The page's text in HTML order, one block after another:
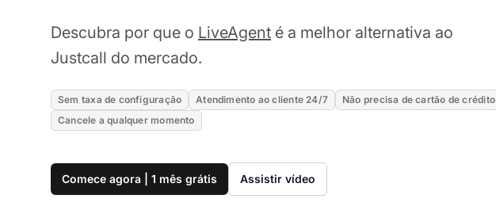
Descubra por que o LiveAgent é a melhor alternativa ao
Justcall do mercado.
Sem taxa de configuração Atendimento ao cliente 24/7
Não precisa de cartão de crédito
Cancele a qualquer momento
Comece agora | 1 mês grátis Assistir vídeo